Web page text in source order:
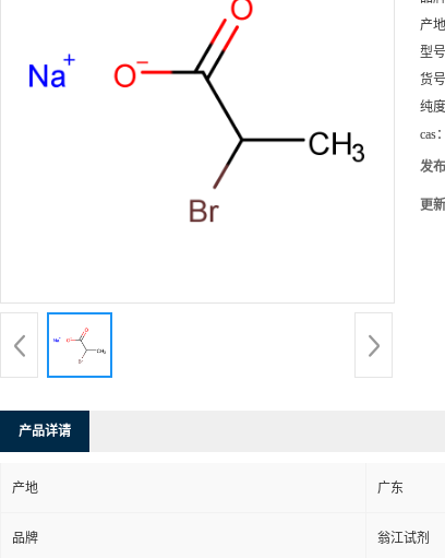
产地
型号
货号
纯度
cas：
发
更
产品详请
产地 广东
品牌 翁江试剂